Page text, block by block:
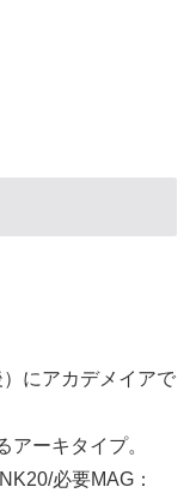
にアカデメイアで
ーキタイプ。
必要MAG：